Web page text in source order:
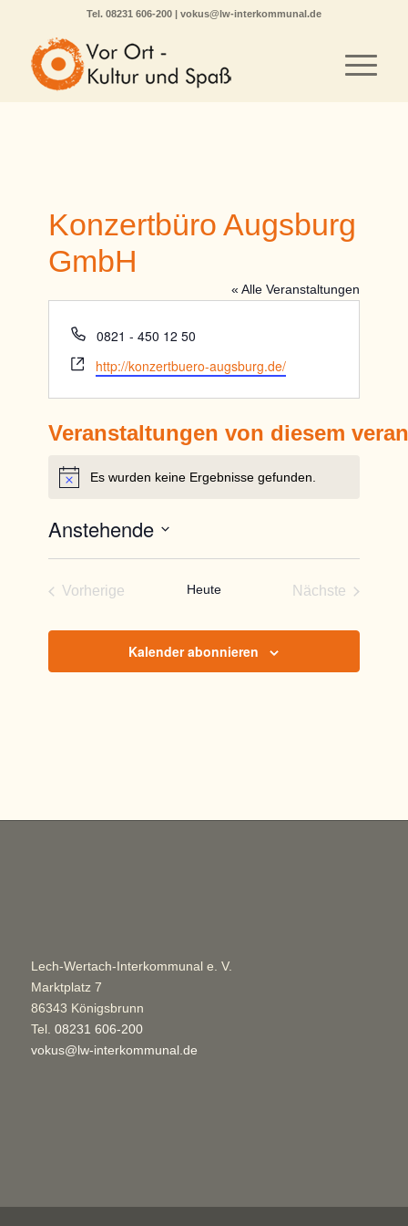
Tel. 08231 606-200 | vokus@lw-interkommunal.de
Konzertbüro Augsburg
GmbH
« Alle Veranstaltungen
Telefon
0821 - 450 12 50
Webseite
http://konzertbuero-augsburg.de/
Veranstaltungen von diesem
HinweisEs wurden keine Ergebnisse gefunden.
Anstehende
Vorherige
Heute
Nächste
Kalender abonnieren
Lech-Wertach-Interkommunal e. V.
Marktplatz 7
86343 Königsbrunn
Tel. 08231 606-200
vokus@lw-interkommunal.de